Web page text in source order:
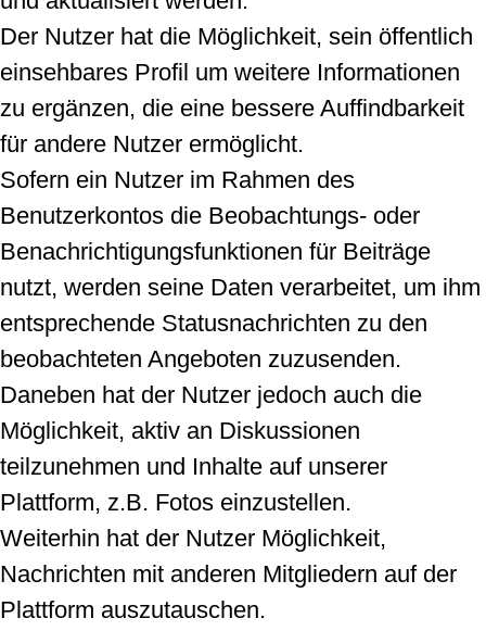
Der Nutzer hat die Möglichkeit, sein öffentlich
einsehbares Profil um weitere Informationen
zu ergänzen, die eine bessere Auffindbarkeit
für andere Nutzer ermöglicht.
Sofern ein Nutzer im Rahmen des
Benutzerkontos die Beobachtungs- oder
Benachrichtigungsfunktionen für Beiträge
nutzt, werden seine Daten verarbeitet, um ihm
entsprechende Statusnachrichten zu den
beobachteten Angeboten zuzusenden.
Daneben hat der Nutzer jedoch auch die
Möglichkeit, aktiv an Diskussionen
teilzunehmen und Inhalte auf unserer
Plattform, z.B. Fotos einzustellen.
Weiterhin hat der Nutzer Möglichkeit,
Nachrichten mit anderen Mitgliedern auf der
Plattform auszutauschen.